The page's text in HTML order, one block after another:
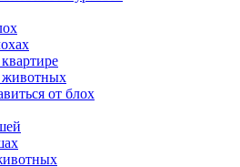
животных
от блох